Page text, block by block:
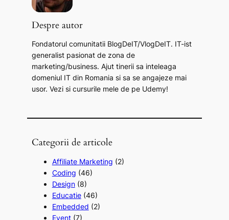
Despre autor
Fondatorul comunitatii BlogDeIT/VlogDeIT. IT-ist
generalist pasionat de zona de
marketing/business. Ajut tinerii sa inteleaga
domeniul IT din Romania si sa se angajeze mai
usor. Vezi si cursurile mele de pe Udemy!
Categorii de articole
Affiliate Marketing (2)
Coding (46)
Design(8)
Educatie(46)
Embedded (2)
Event(7)